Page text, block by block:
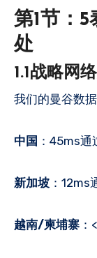
第1节：
处
1.1战略网
我们的曼谷数
中国 ：45ms通
新加坡 ：12ms
越南/柬埔寨